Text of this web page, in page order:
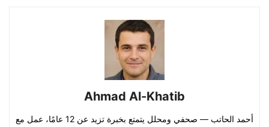
Ahmad Al-Khatib
أحمد الحاتب — صحفي ومحلل يتمتع بخبرة تزيد عن 12 عامًا، عمل مع